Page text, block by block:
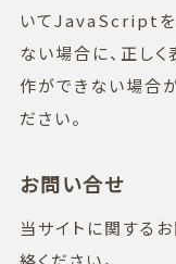
いてJavaScriptを
ない場合に、正し
作ができない場合
ださい。
お問い合せ
当サイトに関する